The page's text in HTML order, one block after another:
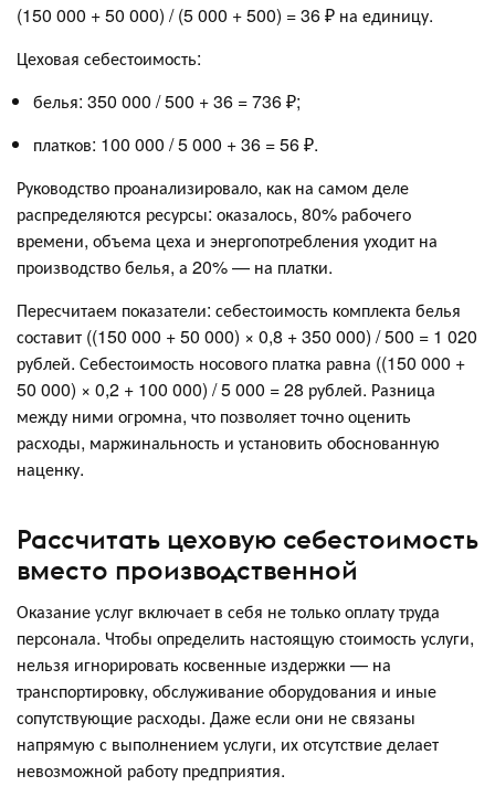
(150 000 + 50 000) / (5 000 + 500) = 36 ₽ на единицу.
Цеховая себестоимость:
белья: 350 000 / 500 + 36 = 736 ₽;
платков: 100 000 / 5 000 + 36 = 56 ₽.
Руководство проанализировало, как на самом деле
распределяются ресурсы: оказалось, 80% рабочего
времени, объема цеха и энергопотребления уходит на
производство белья, а 20% — на платки.
Пересчитаем показатели: себестоимость комплекта белья
составит ((150 000 + 50 000) × 0,8 + 350 000) / 500 = 1 020
рублей. Себестоимость носового платка равна ((150 000 +
50 000) × 0,2 + 100 000) / 5 000 = 28 рублей. Разница
между ними огромна, что позволяет точно оценить
расходы, маржинальность и установить обоснованную
наценку.
Рассчитать цеховую себестоимость
вместо производственной
Оказание услуг включает в себя не только оплату труда
персонала. Чтобы определить настоящую стоимость услуги,
нельзя игнорировать косвенные издержки — на
транспортировку, обслуживание оборудования и иные
сопутствующие расходы. Даже если они не связаны
напрямую с выполнением услуги, их отсутствие делает
невозможной работу предприятия.